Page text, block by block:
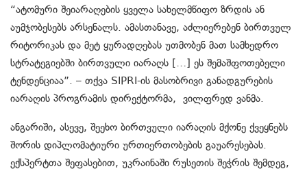
“ატომური შეიარაღების ყველა სახელმწიფო ზრდის ან
აუმჯობესებს არსენალს. ამასთანავე, აძლიერებენ ბირთვულ
რიტორიკას და მეტ ყურადღებას უთმობენ მათ სამხედრო
სტრატეგიებში ბირთვული იარაღს […] ეს შემაშფოთებელი
ტენდენციაა”. – თქვა SIPRI-ის მასობრივი განადგურების
იარაღის პროგრამის დირექტორმა, ვილფრედ ვანმა.
ანგარიში, ასევე, შეეხო ბირთვული იარაღის მქონე ქვეყნებს
შორის დიპლომატიური ურთიერთობების გაუარესებას.
ექსპერტთა შეფასებით, უკრაინაში რუსეთის შეჭრის შემდეგ,